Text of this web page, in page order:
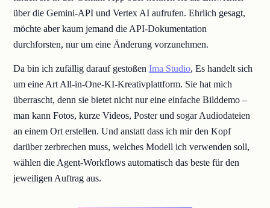
über die Gemini-API und Vertex AI aufrufen. Ehrlich gesagt,
möchte aber kaum jemand die API-Dokumentation
durchforsten, nur um eine Änderung vorzunehmen.
Da bin ich zufällig darauf gestoßenIma Studio, Es handelt sich
um eine Art All-in-One-KI-Kreativplattform. Sie hat mich
überrascht, denn sie bietet nicht nur eine einfache Bilddemo –
man kann Fotos, kurze Videos, Poster und sogar Audiodateien
an einem Ort erstellen. Und anstatt dass ich mir den Kopf
darüber zerbrechen muss, welches Modell ich verwenden soll,
wählen die Agent-Workflows automatisch das beste für den
jeweiligen Auftrag aus.